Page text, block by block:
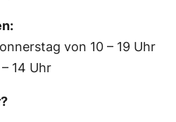
von 10 – 19 Uhr
14 Uhr